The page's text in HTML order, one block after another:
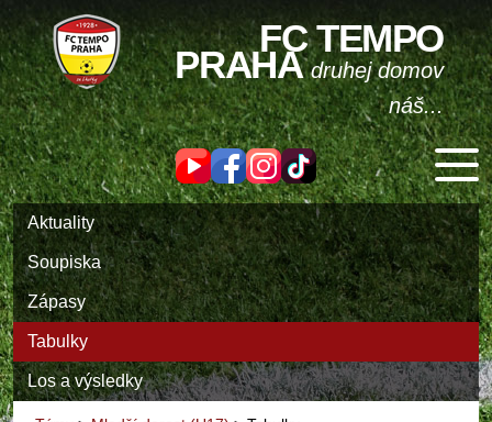
FC TEMPO
PRAHAdruhej domov
náš...
Aktuality
Soupiska
Zápasy
Tabulky
Los a výsledky